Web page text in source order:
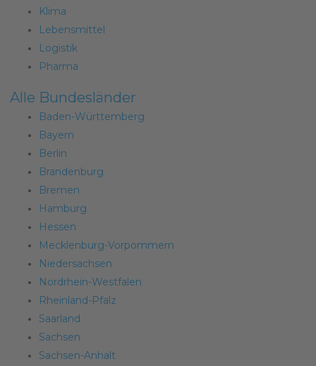
Klima
Lebensmittel
Logistik
Pharma
Alle Bundesländer
Baden-Württemberg
Bayern
Berlin
Brandenburg
Bremen
Hamburg
Hessen
Mecklenburg-Vorpommern
Niedersachsen
Nordrhein-Westfalen
Rheinland-Pfalz
Saarland
Sachsen
Sachsen-Anhalt